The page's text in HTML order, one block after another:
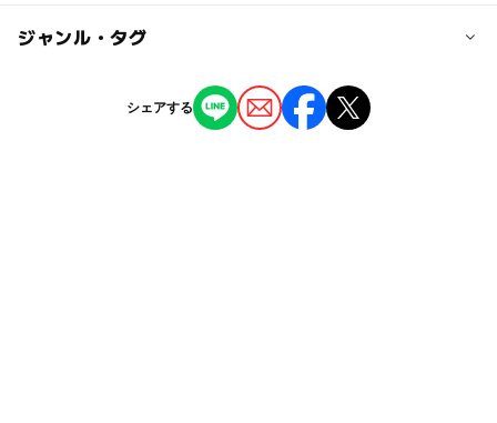
駐車場あり ◯
ー 託児所
ジャンル・タグ
シェアする